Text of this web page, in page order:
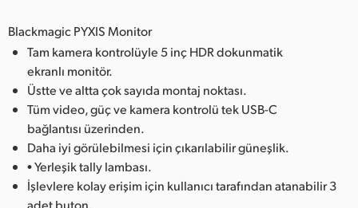
Blackmagic PYXIS Monitor
Tam kamera kontrolüyle 5 inç HDR dokunmatik
ekranlı monitör.
Üstte ve altta çok sayıda montaj noktası.
Tüm video, güç ve kamera kontrolü tek USB-C
bağlantısı üzerinden.
Daha iyi görülebilmesi için çıkarılabilir güneşlik.
• Yerleşik tally lambası.
İşlevlere kolay erişim için kullanıcı tarafından atanabilir 3